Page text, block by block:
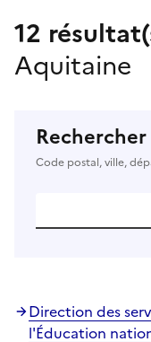
12
Aquitaine
Code postal, ville,
Direction des
l'Éducation